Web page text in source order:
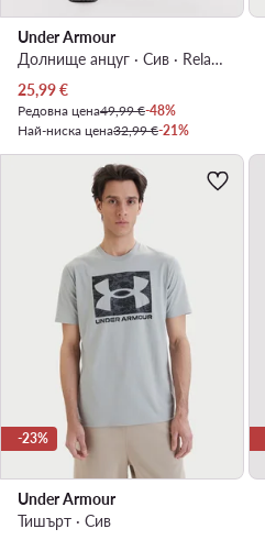
Under Armour
Долнище анцуг · Сив · Relaxed Fit
Актуална цена
25,99€
Редовна цена49,99 €-48%
Най-ниска цена32,99 €-21%
-23%
Under Armour
Тишърт · Сив